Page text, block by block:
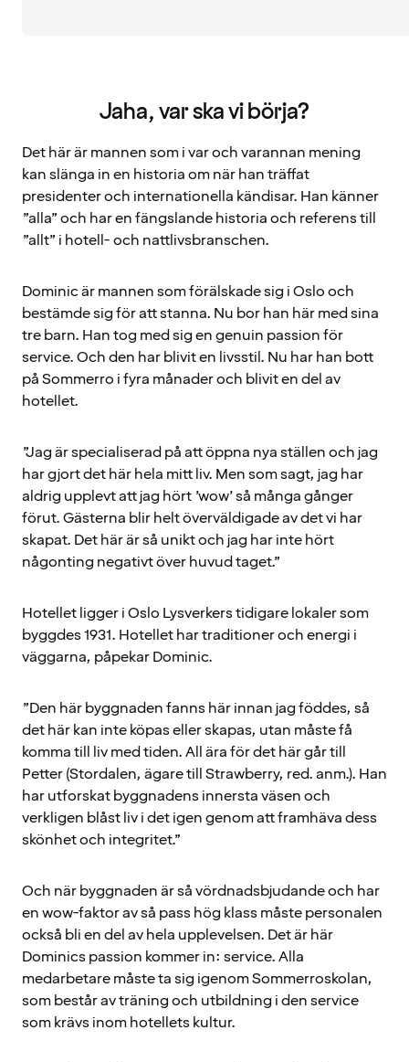
Jaha, var ska vi börja?
Det här är mannen som i var och varannan mening
kan slänga in en historia om när han träffat
presidenter och internationella kändisar. Han känner
”alla” och har en fängslande historia och referens till
”allt” i hotell- och nattlivsbranschen.
Dominic är mannen som förälskade sig i Oslo och
bestämde sig för att stanna. Nu bor han här med sina
tre barn. Han tog med sig en genuin passion för
service. Och den har blivit en livsstil. Nu har han bott
på Sommerro i fyra månader och blivit en del av
hotellet.
”Jag är specialiserad på att öppna nya ställen och jag
har gjort det här hela mitt liv. Men som sagt, jag har
aldrig upplevt att jag hört ’wow’ så många gånger
förut. Gästerna blir helt överväldigade av det vi har
skapat. Det här är så unikt och jag har inte hört
någonting negativt över huvud taget.”
Hotellet ligger i Oslo Lysverkers tidigare lokaler som
byggdes 1931. Hotellet har traditioner och energi i
väggarna, påpekar Dominic.
”Den här byggnaden fanns här innan jag föddes, så
det här kan inte köpas eller skapas, utan måste få
komma till liv med tiden. All ära för det här går till
Petter (Stordalen, ägare till Strawberry, red. anm.). Han
har utforskat byggnadens innersta väsen och
verkligen blåst liv i det igen genom att framhäva dess
skönhet och integritet.”
Och när byggnaden är så vördnadsbjudande och har
en wow-faktor av så pass hög klass måste personalen
också bli en del av hela upplevelsen. Det är här
Dominics passion kommer in: service. Alla
medarbetare måste ta sig igenom Sommerroskolan,
som består av träning och utbildning i den service
som krävs inom hotellets kultur.